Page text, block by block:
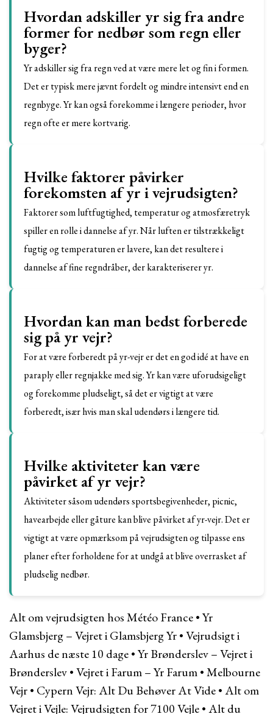
Hvordan adskiller yr sig fra andre
former for nedbør som regn eller
byger?
Yr adskiller sig fra regn ved at være mere let og fin i formen.
Det er typisk mere jævnt fordelt og mindre intensivt end en
regnbyge. Yr kan også forekomme i længere perioder, hvor
regn ofte er mere kortvarig.
Hvilke faktorer påvirker
forekomsten af yr i vejrudsigten?
Faktorer som luftfugtighed, temperatur og atmosfæretryk
spiller en rolle i dannelse af yr. Når luften er tilstrækkeligt
fugtig og temperaturen er lavere, kan det resultere i
dannelse af fine regndråber, der karakteriserer yr.
Hvordan kan man bedst forberede
sig på yr vejr?
For at være forberedt på yr-vejr er det en god idé at have en
paraply eller regnjakke med sig. Yr kan være uforudsigeligt
og forekomme pludseligt, så det er vigtigt at være
forberedt, især hvis man skal udendørs i længere tid.
Hvilke aktiviteter kan være
påvirket af yr vejr?
Aktiviteter såsom udendørs sportsbegivenheder, picnic,
havearbejde eller gåture kan blive påvirket af yr-vejr. Det er
vigtigt at være opmærksom på vejrudsigten og tilpasse ens
planer efter forholdene for at undgå at blive overrasket af
pludselig nedbør.
Alt om vejrudsigten hos Météo France•Yr
Glamsbjerg – Vejret i Glamsbjerg Yr•Vejrudsigt i
Aarhus de næste 10 dage•Yr Brønderslev – Vejret i
Brønderslev•Vejret i Farum – Yr Farum•Melbourne
Vejr• Cypern Vejr: Alt Du Behøver At Vide•Alt om
Vejret i Vejle: Vejrudsigten for 7100 Vejle•Alt du